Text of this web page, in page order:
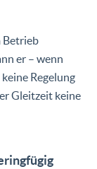
Betrieb
er – wenn
Regelung
Gleitzeit keine